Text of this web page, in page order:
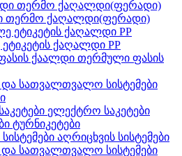
თერმო ქაღალდი(ფერადი)
ქაღალდი PP
თერმული ფასის
ელექტრო საკეტები
ტურნიკეტები
აღრიცხვის სისტემები